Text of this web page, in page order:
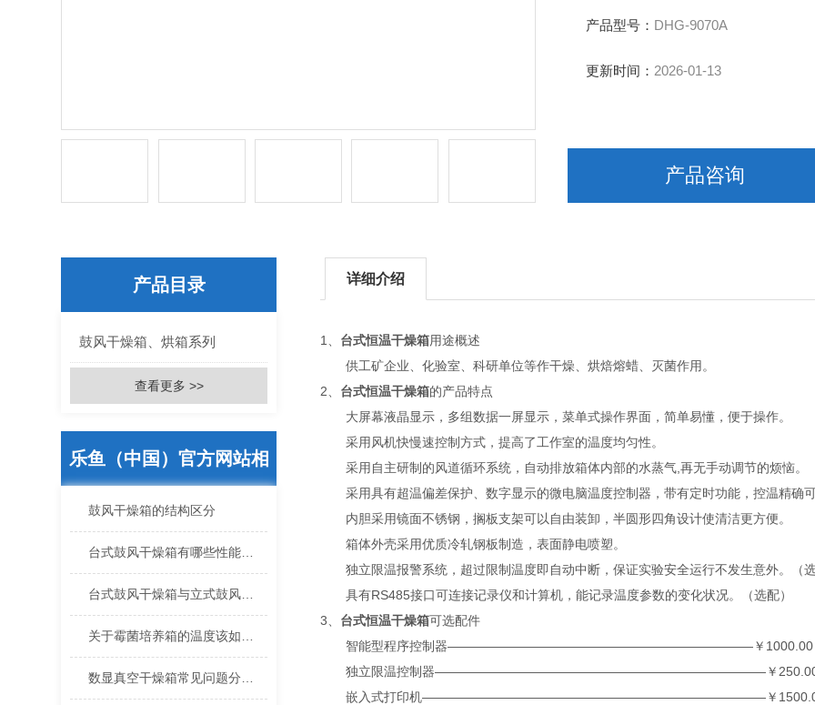
工作室尺寸：450*400*450
公称容积：80L
产品型号： DHG-9070A
更新时间： 2026-01-13
产品咨询
产品目录
鼓风干燥箱、烘箱系列
查看更多 >>
乐鱼（中国）官方网站相
关的文章
鼓风干燥箱的结构区分
详细介绍
1、 台式恒温干燥箱用途概述
供工矿企业、化验室、科研单位等作干燥、烘焙熔蜡、灭菌作用。
2、 台式恒温干燥箱的产品特点
大屏幕液晶显示，多组数据一屏显示，菜单式操作界面，简单易懂，便于操作。
采用风机快慢速控制方式，提高了工作室的温度均匀性。
采用自主研制的风道循环系统，自动排放箱体内部的水蒸气,再无手动调节的烦恼。
采用具有超温偏差保护、数字显示的微电脑温度控制器，带有定时功能，控温精确可
内胆采用镜面不锈钢，搁板支架可以自由装卸，半圆形四角设计使清洁更方便。
箱体外壳采用优质冷轧钢板制造，表面静电喷塑。
独立限温报警系统，超过限制温度即自动中断，保证实验安全运行不发生意外。（选
具有RS485接口可连接记录仪和计算机，能记录温度参数的变化状况。（选配）
3、 台式恒温干燥箱可选配件
智能型程序控制器————————————————————————￥1000.00
独立限温控制器——————————————————————————￥
嵌入式打印机———————————————————————————￥